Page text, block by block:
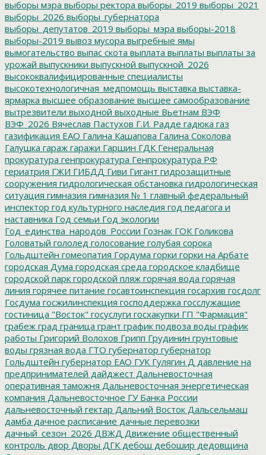
выборы мэра выборы ректора выборы_2019 выборы_2021
выборы_2026 выборы_губернатора
выборы_депутатов_2019 выборы_мэра выборы-2018
выборы-2019 вывоз мусора выгребные ямы
вымогательство выпас скота выплата выплаты выплаты за
урожай выпускники выпускной выпускной_2026
высококвалифицированные специалисты
высокотехнологичная_медпомощь выставка выставка-
ярмарка высшее образование высшее самообразование
вытрезвители выходной выходные Вьетнам ВЭФ
ВЭФ_2026 Вячеслав Пастухов Г.И. Радде гадюка газ
газификация ЕАО Галина Кашапова Галина Соколова
Галушка гараж гаражи Гаршин ГДК Генеральная
прокуратура генпрокуратура Генпрокуратура РФ
гериатрия ГЖИ ГИБДД Гиви Гигант гидрозащитные
сооружения гидрологическая обстановка гидрологическая
ситуация гимназия гимназия № 1 главный федеральный
инспектор год культурного наследия год педагога и
наставника Год семьи Год экологии
Год_единства_народов_России Гознак ГОК Голикова
Головатый гололед голосование голубая сорока
Гольдштейн гомеопатия Гордума горки горки на Арбате
городская Дума городская среда городское кладбище
городской парк городской пляж горячая вода горячая
линия горячее питание госавтоинспекция госархив госдолг
Госдума госжилинспекция господдержка госслужащие
гостиница "Восток" госуслуги госхакупки ГП "Фармация"
грабеж град граница грант график подвоза воды график
работы Григорий Волохов Грипп Грудинин грунтовые
воды грязная вода ГТО губернатор губернатор
Гольдштейн губернатор ЕАО ГУК Гулягин Д давление на
предпринимателей дайджест Дальневосточная
оперативная таможня Дальневосточная энергетическая
компания Дальневосточное ГУ Банка России
дальневосточный гектар Дальний Восток Дальсельмаш
дамба дачное расписание дачные перевозки
дачный_сезон_2026 ДВЖД Движение общественный
контроль двор Дворы ДГК дебош дебошир дедовщина